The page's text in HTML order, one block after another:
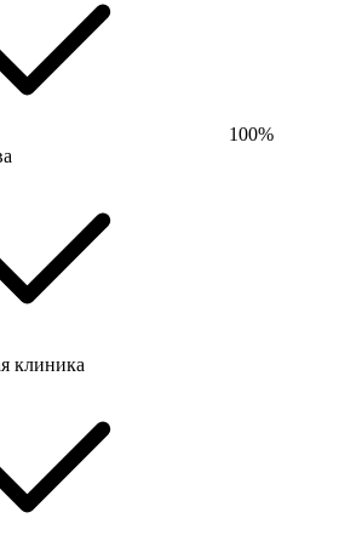
100%
клиника